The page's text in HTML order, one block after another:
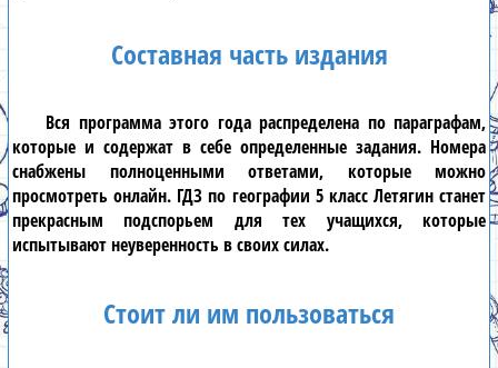
Составная часть издания
Вся программа этого года распределена по параграфам,
которые и содержат в себе определенные задания. Номера
снабжены полноценными ответами, которые можно
просмотреть онлайн. ГДЗ по географии 5 класс Летягинстанет
прекрасным подспорьем для тех учащихся, которые
испытывают неуверенность в своих силах.
Стоит ли им пользоваться